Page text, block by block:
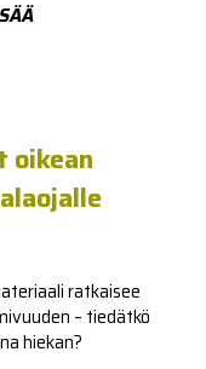
oikean
ratkaisee
– tiedätkö
hiekan?